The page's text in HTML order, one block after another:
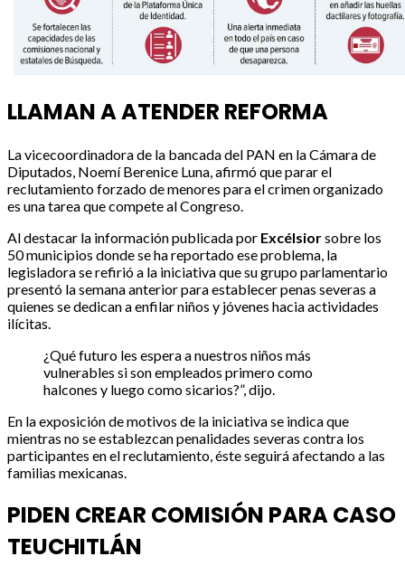
LLAMAN A ATENDER REFORMA
La vicecoordinadora de la bancada del PAN en la Cámara de
Diputados, Noemí Berenice Luna, afirmó que parar el
reclutamiento forzado de menores para el crimen organizado
es una tarea que compete al Congreso.
Al destacar la información publicada por Excélsiorsobre los
50 municipios donde se ha reportado ese problema, la
legisladora se refirió a la iniciativa que su grupo parlamentario
presentó la semana anterior para establecer penas severas a
quienes se dedican a enfilar niños y jóvenes hacia actividades
ilícitas.
¿Qué futuro les espera a nuestros niños más
vulnerables si son empleados primero como
halcones y luego como sicarios?”, dijo.
En la exposición de motivos de la iniciativa se indica que
mientras no se establezcan penalidades severas contra los
participantes en el reclutamiento, éste seguirá afectando a las
familias mexicanas.
PIDEN CREAR COMISIÓN PARA CASO
TEUCHITLÁN